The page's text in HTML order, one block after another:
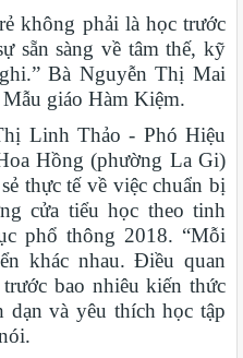
không phải là học trước
sẵn sàng về tâm thế, kỹ
Bà Nguyễn Thị Mai
giáo Hàm Kiệm.
Linh Thảo - Phó Hiệu
Hồng (phường La Gi)
thực tế về việc chuẩn bị
cửa tiểu học theo tinh
phổ thông 2018. “Mỗi
khác nhau. Điều quan
bao nhiêu kiến thức
và yêu thích học tập